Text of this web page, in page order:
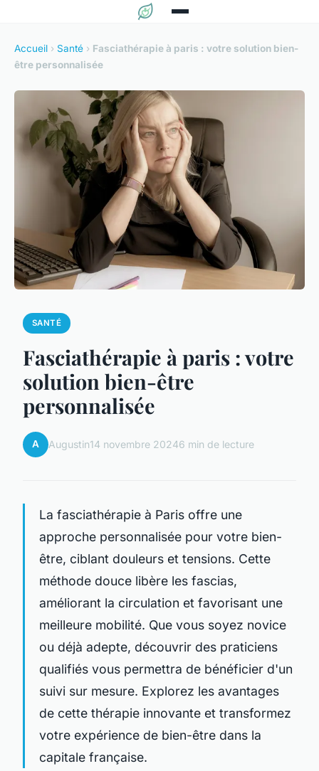
Accueil › Santé › Fasciathérapie à paris : votre solution bien-
être personnalisée
SANTÉ
Fasciathérapie à paris : votre
solution bien-être
personnalisée
A Augustin14 novembre 20246 min de lecture
La fasciathérapie à Paris offre une
approche personnalisée pour votre bien-
être, ciblant douleurs et tensions. Cette
méthode douce libère les fascias,
améliorant la circulation et favorisant une
meilleure mobilité. Que vous soyez novice
ou déjà adepte, découvrir des praticiens
qualifiés vous permettra de bénéficier d'un
suivi sur mesure. Explorez les avantages
de cette thérapie innovante et transformez
votre expérience de bien-être dans la
capitale française.